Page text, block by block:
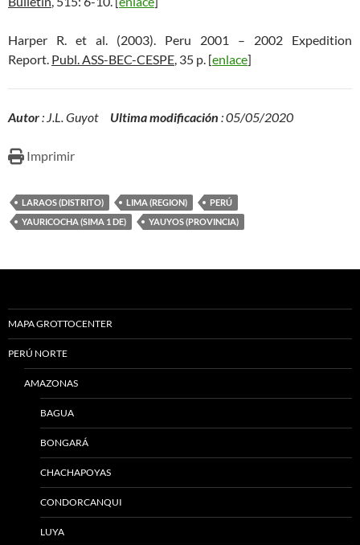
Harper R. et al. (2003). Peru 2001 – 2002 Expedition
Report. Publ. ASS-BEC-CESPE, 35 p. [enlace]
Autor: J.L. Guyot Ultima modificación : 05/05/2020
Imprimir
LARAOS (DISTRITO) LIMA (REGION)
PERÚ
YAURICOCHA (SIMA 1 DE)
YAUYOS (PROVINCIA)
MAPA GROTTOCENTER
PERÚ NORTE
AMAZONAS
BAGUA
BONGARÁ
CHACHAPOYAS
CONDORCANQUI
LUYA